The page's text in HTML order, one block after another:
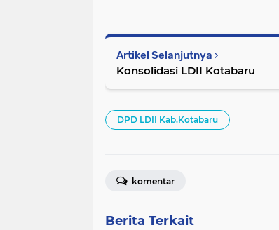
Artikel Selanjutnya
Konsolidasi LDII Kotabaru
DPD LDII Kab.Kotabaru
komentar
Berita Terkait